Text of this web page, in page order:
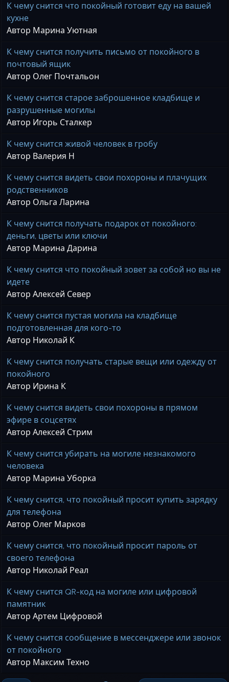
К чему снится что покойный готовит еду на вашей
кухне
Автор Марина Уютная
К чему снится получить письмо от покойного в
почтовый ящик
Автор Олег Почтальон
К чему снится старое заброшенное кладбище и
разрушенные могилы
Автор Игорь Сталкер
К чему снится живой человек в гробу
Автор Валерия Н
К чему снится видеть свои похороны и плачущих
родственников
Автор Ольга Ларина
К чему снится получать подарок от покойного:
деньги, цветы или ключи
Автор Марина Дарина
К чему снится что покойный зовет за собой но вы не
идете
Автор Алексей Север
К чему снится пустая могила на кладбище
подготовленная для кого-то
Автор Николай К
К чему снится получать старые вещи или одежду от
покойного
Автор Ирина К
К чему снится видеть свои похороны в прямом
эфире в соцсетях
Автор Алексей Стрим
К чему снится убирать на могиле незнакомого
человека
Автор Марина Уборка
К чему снится, что покойный просит купить зарядку
для телефона
Автор Олег Марков
К чему снится, что покойный просит пароль от
своего телефона
Автор Николай Реал
К чему снится QR-код на могиле или цифровой
памятник
Автор Артем Цифровой
К чему снится сообщение в мессенджере или звонок
от покойного
Автор Максим Техно